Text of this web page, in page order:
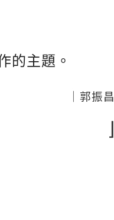
的主題。
｜郭振昌
⌋